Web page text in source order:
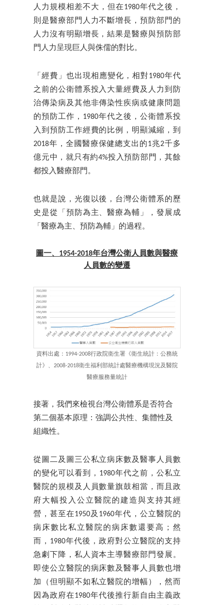
人力規模相差不大，但在1980年代之後，
則是醫療部門人力不斷增長，預防部門的
人力沒有明顯增長，結果是醫療與預防部
門人力呈現巨人與侏儒的對比。
「經費」也出現相應變化，相對1980年代
之前的公衛體系投入大量經費及人力到防
治傳染病及其他非傳染性疾病或健康問題
的預防工作，1980年代之後，公衛體系投
入到預防工作經費的比例，明顯減縮，到
2018年，全國醫療保健總支出的1兆2千多
億元中，就只有約4%投入預防部門，其餘
都投入醫療部門。
也就是說，光復以後，台灣公衛體系的歷
史是從「預防為主、醫療為輔」，發展成
「醫療為主、預防為輔」的過程。
圖一、1954-2018年台灣公衛人員數與醫療
人員數的變遷
資料出處：1994-2008行政院衛生署《衛生統計：公務統
計》、2008-2018衛生福利部統計處醫療機構現況及醫院
醫療服務量統計
接著，我們來檢視台灣公衛體系是否符合
第二個基本原理：強調公共性、集體性及
組織性。
從圖二及圖三公私立病床數及醫事人員數
的變化可以看到，1980年代之前，公私立
醫院的規模及人員數量旗鼓相當，而且政
府大幅投入公立醫院的建造與支持其經
營，甚至在1950及1960年代，公立醫院的
病床數比私立醫院的病床數還要高；然
而，1980年代後，政府對公立醫院的支持
急劇下降，私人資本主導醫療部門發展。
即使公立醫院的病床數及醫事人員數也增
加（但明顯不如私立醫院的增幅），然而
因為政府在1980年代後推行新自由主義政